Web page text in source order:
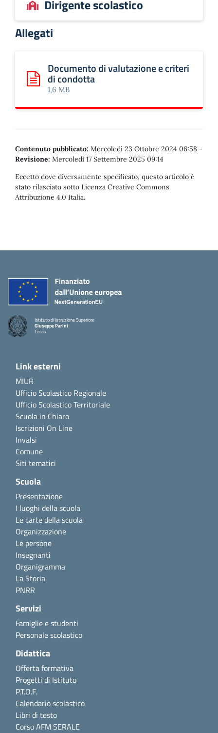
Dirigente scolastico
Allegati
Scarica: Documento di valutazione e criteri di condotta
Documento di valutazione e criteri
di condotta
1,6 MB
Contenuto pubblicato: Mercoledì 23 Ottobre 2024 06:58 -
Revisione: Mercoledì 17 Settembre 2025 09:14
Eccetto dove diversamente specificato, questo articolo è
stato rilasciato sotto Licenza Creative Commons
Attribuzione 4.0 Italia.
Istituto di Istruzione Superiore
Giuseppe Parini
Lecco
Link esterni
MIUR
Ufficio Scolastico Regionale
Ufficio Scolastico Territoriale
Scuola in Chiaro
Iscrizioni On Line
Invalsi
Comune
Siti tematici
Scuola
Presentazione
I luoghi della scuola
Le carte della scuola
Organizzazione
Le persone
Insegnanti
Organigramma
La Storia
PNRR
Servizi
Famiglie e studenti
Personale scolastico
Didattica
Offerta formativa
Progetti di Istituto
P.T.O.F.
Calendario scolastico
Libri di testo
Corso AFM SERALE